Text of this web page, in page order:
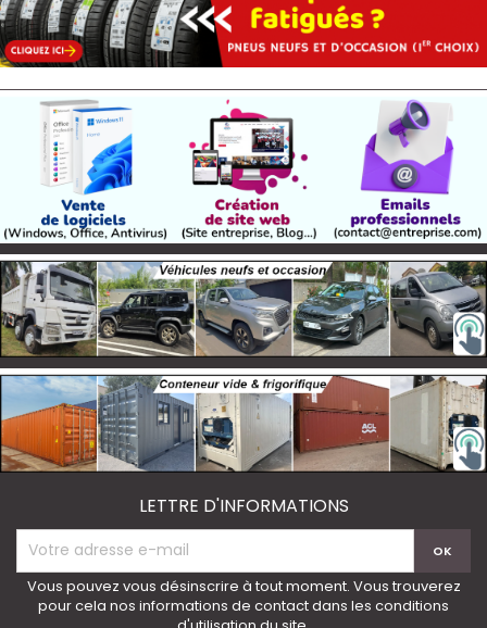
LETTRE D'INFORMATIONS
Vous pouvez vous désinscrire à tout moment. Vous trouverez
pour cela nos informations de contact dans les conditions